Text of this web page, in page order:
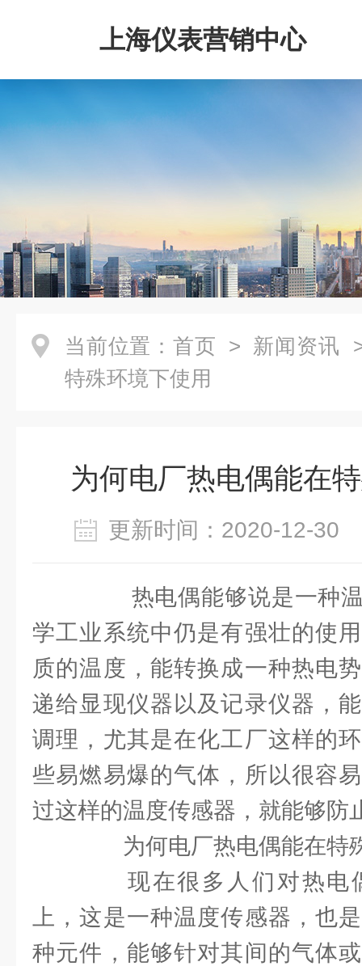
上海仪表营销中心
当前位置： 首页 > 新闻资讯
特殊环境下使用
为何电厂热电偶能在
更新时间：2020-12-
热电偶能够说是一种温
学工业系统中仍是有强壮的使
质的温度，能转换成一种热电
递给显现仪器以及记录仪器，
调理，尤其是在化工厂这样的
些易燃易爆的气体，所以很容
过这样的温度传感器，就能够防
为何电厂热电偶能在特
现在很多人们对热电
上，这是一种温度传感器，也
种元件，能够针对其间的气体